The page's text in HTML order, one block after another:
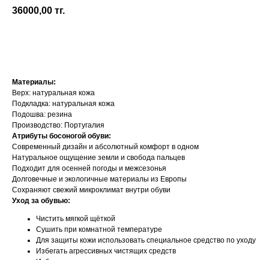
36000,00 тг.
Материалы:
Верх: натуральная кожа
Подкладка: натуральная кожа
Подошва: резина
Производство: Португалия
Атрибуты босоногой обуви:
Современный дизайн и абсолютный комфорт в одном
Натуральное ощущение земли и свобода пальцев
Подходит для осенней погоды и межсезонья
Долговечные и экологичные материалы из Европы
Сохраняют свежий микроклимат внутри обуви
Уход за обувью:
Чистить мягкой щёткой
Сушить при комнатной температуре
Для защиты кожи использовать специальное средство по уходу
Избегать агрессивных чистящих средств